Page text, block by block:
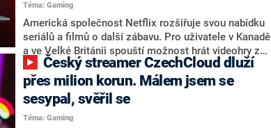
Téma: Gaming
Americká společnost Netflix rozšiřuje svou nabídku
seriálů a filmů o další zábavu. Pro uživatele v Kanadě
a ve Velké Británii spouští možnost hrát videohry z
cloudu. Předplatitelé Netflixu si tak mohou užít hry na
svém mobilu, počítači nebo televizi, aniž vlastní
nadupaný herní stroj.
přes milion korun. Málem jsem se
sesypal, svěřil se
Téma: Gaming